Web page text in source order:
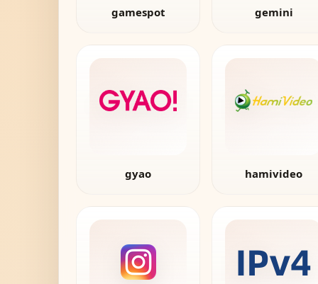
gamespot gemini
gyao hamivideo